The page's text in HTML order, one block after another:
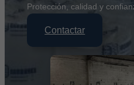
Protección, calidad y
Contactar